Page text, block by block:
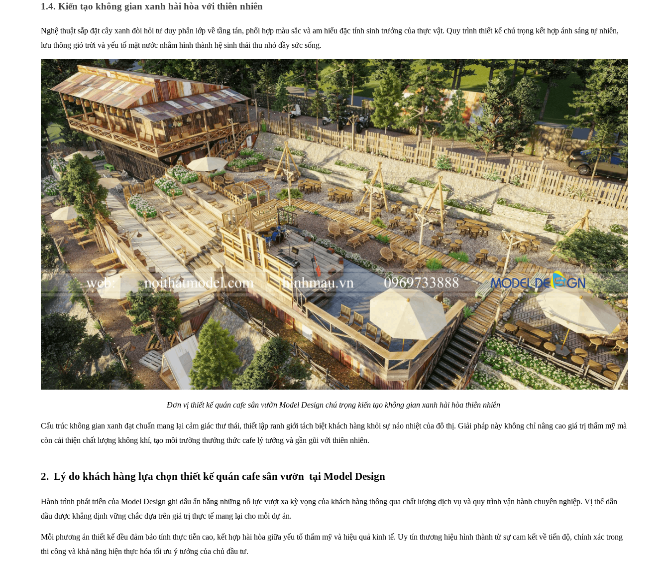
1.4. Kiến tạo không gian xanh hài hòa với thiên nhiên
Nghệ thuật sắp đặt cây xanh đòi hỏi tư duy phân lớp về tầng tán, phối hợp màu sắc và am hiểu đặc tính sinh trưởng của thực vật. Quy trình thiết kế chú trọng kết hợp ánh sáng tự nhiên,
lưu thông gió trời và yếu tố mặt nước nhằm hình thành hệ sinh thái thu nhỏ đầy sức sống.
Đơn vị thiết kế quán cafe sân vườn Model Design chú trọng kiến tạo không gian xanh hài hòa thiên nhiên
Cấu trúc không gian xanh đạt chuẩn mang lại cảm giác thư thái, thiết lập ranh giới tách biệt khách hàng khỏi sự náo nhiệt của đô thị. Giải pháp này không chỉ nâng cao giá trị thẩm mỹ mà
còn cải thiện chất lượng không khí, tạo môi trường thưởng thức cafe lý tưởng và gần gũi với thiên nhiên.
2.  Lý do khách hàng lựa chọn thiết kế quán cafe sân vườn  tại Model Design
Hành trình phát triển của Model Design ghi dấu ấn bằng những nỗ lực vượt xa kỳ vọng của khách hàng thông qua chất lượng dịch vụ và quy trình vận hành chuyên nghiệp. Vị thế dẫn
đầu được khẳng định vững chắc dựa trên giá trị thực tế mang lại cho mỗi dự án.
Mỗi phương án thiết kế đều đảm bảo tính thực tiễn cao, kết hợp hài hòa giữa yếu tố thẩm mỹ và hiệu quả kinh tế. Uy tín thương hiệu hình thành từ sự cam kết về tiến độ, chính xác trong
thi công và khả năng hiện thực hóa tối ưu ý tưởng của chủ đầu tư.